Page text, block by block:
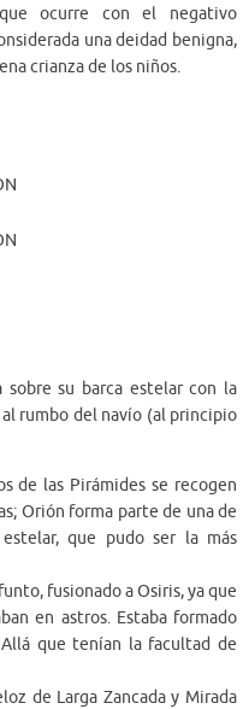
ocurre con el negativo
una deidad benigna,
crianza de los niños.
sobre su barca estelar con la
rumbo del navío (al principio
de las Pirámides se recogen
Orión forma parte de una de
que pudo ser la más
fusionado a Osiris, ya que
en astros. Estaba formado
que tenían la facultad de
de Larga Zancada y Mirada